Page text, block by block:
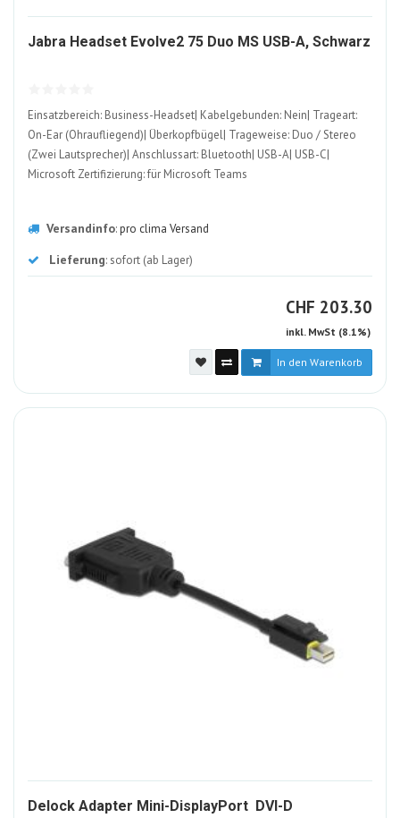
Jabra Headset Evolve2 75 Duo MS USB-A, Schwarz
Einsatzbereich: Business-Headset| Kabelgebunden: Nein| Trageart:
On-Ear (Ohraufliegend)| Überkopfbügel| Trageweise: Duo / Stereo
(Zwei Lautsprecher)| Anschlussart: Bluetooth| USB-A| USB-C|
Microsoft Zertifizierung: für Microsoft Teams
Versandinfo:pro clima Versand
Lieferung: sofort (ab Lager)
CHF CHF
203.30
inkl. MwSt (8.1%)
In den Warenkorb
Delock Adapter Mini-DisplayPort  DVI-D